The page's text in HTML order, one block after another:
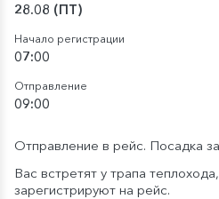
28.08 (ПТ)
Начало регистрации
07:00
Отправление
09:00
Отправление в рейс. Посадка
Вас встретят у трапа
зарегистрируют на рейс.